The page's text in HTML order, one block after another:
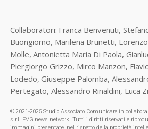
Collaboratori: Franca Benvenuti,
Buongiorno, Marilena Brunetti,
Molle, Antonietta Maria Di Paola,
Piergiorgo Grizzo, Mirco Manzon,
Lodedo, Giuseppe Palomba,
Pertegato, Alessandro Rinaldini, Luca
© 2021-2025 Studio Associato Comunicare in
s.r.l. FVG.news network. Tutti i diritti riservati e
immagini presentate, nel rispetto della proprietà